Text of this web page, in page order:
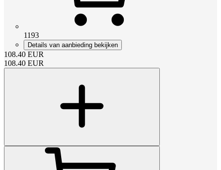
1193
Details van aanbieding bekijken
108.40 EUR
108.40 EUR